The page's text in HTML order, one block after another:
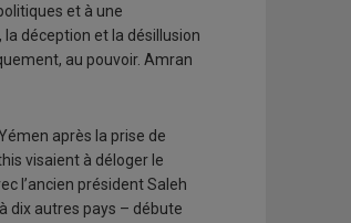
et à une
déception et la désillusion
au pouvoir. Amran
après la prise de
visaient à déloger le
l’ancien président Saleh
dix autres pays – débute